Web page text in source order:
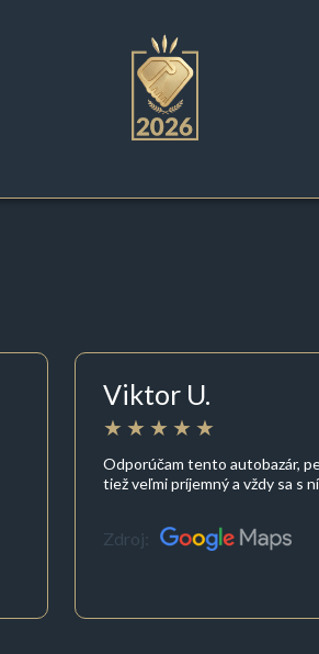
Viktor U.
Odporúčam tento autobazár,
tiež veľmi príjemný a vždy sa s
Zdroj: